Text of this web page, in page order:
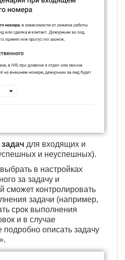
для входящих и
и неуспешных).
в настройках
за задачу и
сможет контролировать
задачи (например,
срок выполнения
и в случае
описать задачу